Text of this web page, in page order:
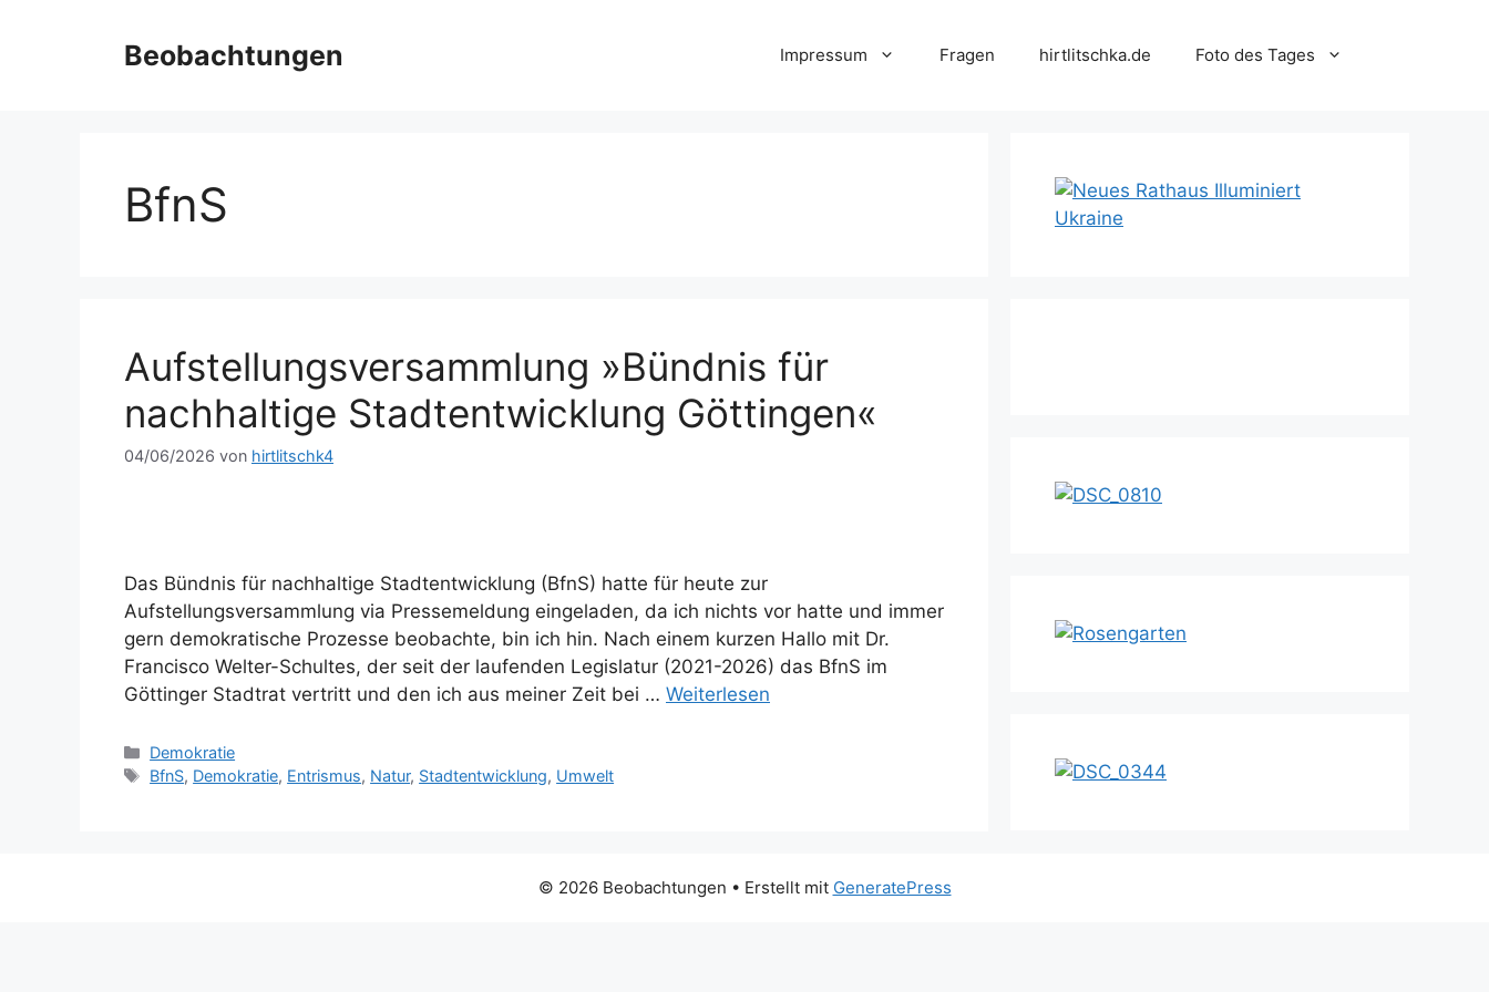
Beobachtungen Impressum Fragen hirtlitschka.de Foto des Tages
BfnS
Aufstellungsversammlung »Bündnis für
nachhaltige Stadtentwicklung Göttingen«
04/06/2026 von hirtlitschk4
Das Bündnis für nachhaltige Stadtentwicklung (BfnS) hatte für heute zur
Aufstellungsversammlung via Pressemeldung eingeladen, da ich nichts vor hatte und immer
gern demokratische Prozesse beobachte, bin ich hin. Nach einem kurzen Hallo mit Dr.
Francisco Welter-Schultes, der seit der laufenden Legislatur (2021-2026) das BfnS im
Göttinger Stadtrat vertritt und den ich aus meiner Zeit bei … Weiterlesen
Kategorien
Demokratie
Schlagwörter
BfnS, Demokratie, Entrismus, Natur, Stadtentwicklung, Umwelt
© 2026 Beobachtungen • Erstellt mit GeneratePress